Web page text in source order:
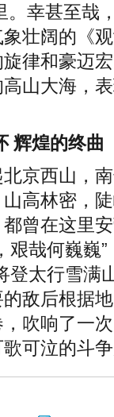
幸甚至哉
壮阔的《
律和豪迈
山大海，
辉煌的终曲
西山，南
高林密，
曾在这里
艰哉何巍巍
登太行雪满
敌后根据
吹响了一
可泣的斗